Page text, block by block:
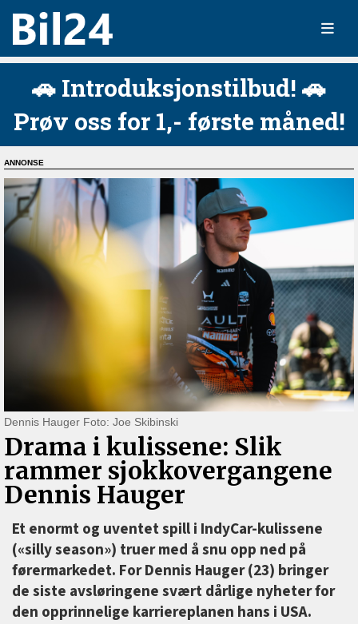
🚗 Introduksjonstilbud! 🚗
Prøv oss for 1,- første måned!
Dennis Hauger Foto: Joe Skibinski
Drama i kulissene: Slik
rammer sjokkovergangene
Dennis Hauger
Et enormt og uventet spill i IndyCar-kulissene
(«silly season») truer med å snu opp ned på
førermarkedet. For Dennis Hauger (23) bringer
de siste avsløringene svært dårlige nyheter for
den opprinnelige karriereplanen hans i USA.